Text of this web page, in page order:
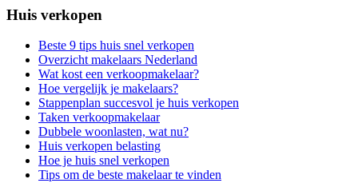
Huis verkopen
Beste 9 tips huis snel verkopen
Overzicht makelaars Nederland
Wat kost een verkoopmakelaar?
Hoe vergelijk je makelaars?
Stappenplan succesvol je huis verkopen
Taken verkoopmakelaar
Dubbele woonlasten, wat nu?
Huis verkopen belasting
Hoe je huis snel verkopen
Tips om de beste makelaar te vinden